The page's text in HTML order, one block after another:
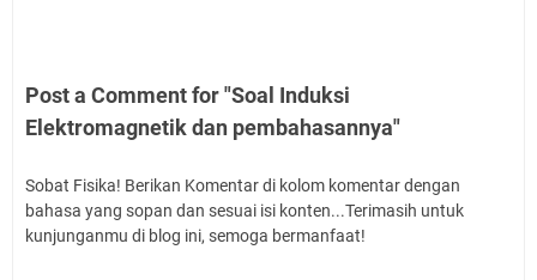
Post a Comment for "Soal Induksi
Elektromagnetik dan pembahasannya"
Sobat Fisika! Berikan Komentar di kolom komentar dengan
bahasa yang sopan dan sesuai isi konten...Terimasih untuk
kunjunganmu di blog ini, semoga bermanfaat!